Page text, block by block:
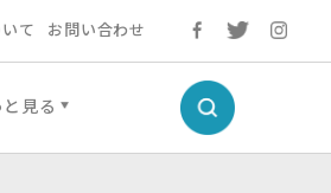
て お問い合わせ
見る